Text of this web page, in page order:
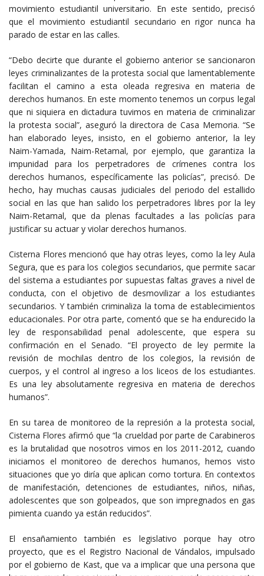
movimiento estudiantil universitario. En este sentido, precisó
que el movimiento estudiantil secundario en rigor nunca ha
parado de estar en las calles.
“Debo decirte que durante el gobierno anterior se sancionaron
leyes criminalizantes de la protesta social que lamentablemente
facilitan el camino a esta oleada regresiva en materia de
derechos humanos. En este momento tenemos un corpus legal
que ni siquiera en dictadura tuvimos en materia de criminalizar
la protesta social”, aseguró la directora de Casa Memoria. “Se
han elaborado leyes, insisto, en el gobierno anterior, la ley
Naim-Yamada, Naim-Retamal, por ejemplo, que garantiza la
impunidad para los perpetradores de crímenes contra los
derechos humanos, específicamente las policías”, precisó. De
hecho, hay muchas causas judiciales del periodo del estallido
social en las que han salido los perpetradores libres por la ley
Naim-Retamal, que da plenas facultades a las policías para
justificar su actuar y violar derechos humanos.
Cisterna Flores mencionó que hay otras leyes, como la ley Aula
Segura, que es para los colegios secundarios, que permite sacar
del sistema a estudiantes por supuestas faltas graves a nivel de
conducta, con el objetivo de desmovilizar a los estudiantes
secundarios. Y también criminaliza la toma de establecimientos
educacionales. Por otra parte, comentó que se ha endurecido la
ley de responsabilidad penal adolescente, que espera su
confirmación en el Senado. “El proyecto de ley permite la
revisión de mochilas dentro de los colegios, la revisión de
cuerpos, y el control al ingreso a los liceos de los estudiantes.
Es una ley absolutamente regresiva en materia de derechos
humanos”.
En su tarea de monitoreo de la represión a la protesta social,
Cisterna Flores afirmó que “la crueldad por parte de Carabineros
es la brutalidad que nosotros vimos en los 2011-2012, cuando
iniciamos el monitoreo de derechos humanos, hemos visto
situaciones que yo diría que aplican como tortura. En contextos
de manifestación, detenciones de estudiantes, niños, niñas,
adolescentes que son golpeados, que son impregnados en gas
pimienta cuando ya están reducidos”.
El ensañamiento también es legislativo porque hay otro
proyecto, que es el Registro Nacional de Vándalos, impulsado
por el gobierno de Kast, que va a implicar que una persona que